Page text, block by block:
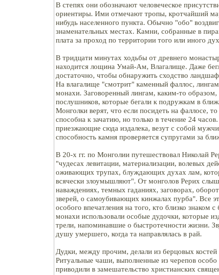
В степях они обозначают человеческое
ориентиры. Ими отмечают тропы, кротчайший
нибудь населенного пункта. Обычно "обо"
знаменательных местах. Камни, собранные в
плата за проход по территории того или иного
В тридцати минутах ходьбы от древнего
находится лощина Умай-Ам, Влагалище. Даже
достаточно, чтобы обнаружить сходство
На влагалище "смотрит" каменный фаллос,
монахи. Заговоренный лингам, каким-то
послушников, которые бегали к подружкам в
Монголки верят, что если посидеть на фаллосе,
способна к зачатию, но только в течение 24
приезжающие сюда издалека, везут с собой
способность камня проверяется супругами за
В 20-х гг. по Монголии путешествовал Николай
"чудесах левитации, материализации, волевых
оживающих трупах, блуждающих духах лам,
всячески злоумышляют". От монголов Рерих
наваждениях, темных гаданиях, заговорах,
зверей, о самоубивающих кинжалах пурба". Все
особого впечатления на того, кто близко знаком
монахи использовали особые дудочки, которые
трели, напоминавшие о быстротечности жизни.
душу умершего, когда та направлялась в рай.
Дудки, между прочим, делали из берцовых
Ритуальные чаши, выполненные из черепов
приводили в замешательство христианских